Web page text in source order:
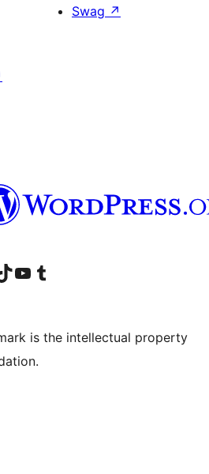
Swag ↗
accountaccount
ang aming TikTok account
Visit our YouTube channel
Bisitahin ang aming Tumblr account
is the intellectual property